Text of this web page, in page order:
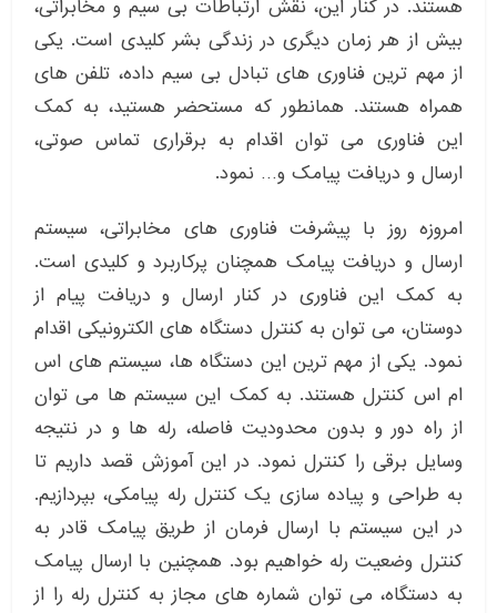
هستند. در کنار این، نقش ارتباطات بی سیم و مخابراتی،
بیش از هر زمان دیگری در زندگی بشر کلیدی است. یکی
از مهم ترین فناوری های تبادل بی سیم داده، تلفن های
همراه هستند. همانطور که مستحضر هستید، به کمک
این فناوری می توان اقدام به برقراری تماس صوتی،
ارسال و دریافت پیامک و… نمود.
امروزه روز با پیشرفت فناوری های مخابراتی، سیستم
ارسال و دریافت پیامک همچنان پرکاربرد و کلیدی است.
به کمک این فناوری در کنار ارسال و دریافت پیام از
دوستان، می توان به کنترل دستگاه های الکترونیکی اقدام
نمود. یکی از مهم ترین این دستگاه ها، سیستم های اس
ام اس کنترل هستند. به کمک این سیستم ها می توان
از راه دور و بدون محدودیت فاصله، رله ها و در نتیجه
وسایل برقی را کنترل نمود. در این آموزش قصد داریم تا
به طراحی و پیاده سازی یک کنترل رله پیامکی، بپردازیم.
در این سیستم با ارسال فرمان از طریق پیامک قادر به
کنترل وضعیت رله خواهیم بود. همچنین با ارسال پیامک
به دستگاه، می توان شماره های مجاز به کنترل رله را از